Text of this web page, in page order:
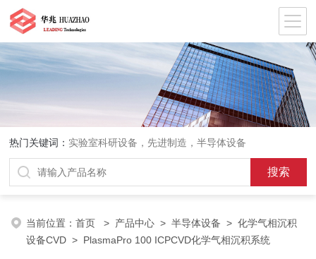
热门关键词： 实验室科研设备，先进制造，半导体设备
当前位置：首页 > 产品中心 >半导体设备 >化学气相沉积
设备CVD > PlasmaPro 100 ICPCVD化学气相沉积系统